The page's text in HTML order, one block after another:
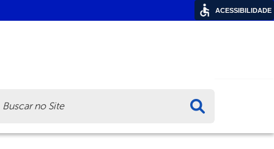
ACESSIBILIDADE